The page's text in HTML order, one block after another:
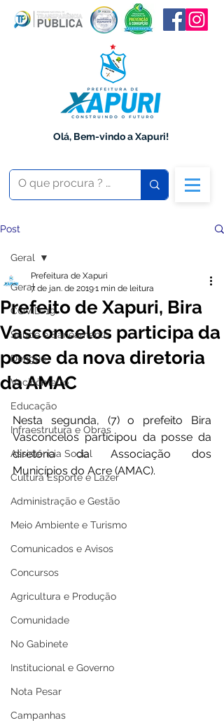
Olá, Bem-vindo a Xapuri!
Post
Geral
COVID-19
Saúde e Saneamento
Dengue
Vacinômetro
Educação
Infraestrutura e Obras
Assistência Social
Cultura Esporte e Lazer
Administração e Gestão
Meio Ambiente e Turismo
Comunicados e Avisos
Concursos
Agricultura e Produção
Comunidade
No Gabinete
Institucional e Governo
Nota Pesar
Campanhas
Geral
Prefeito de Xapuri, Bira
Vasconcelos participa da
posse da nova diretoria
da AMAC
Prefeitura de Xapuri
7 de jan. de 20191 min de leitura
Nesta segunda, (7) o prefeito Bira
Vasconcelos participou da posse da
diretoria da Associação dos
Municípios do Acre (AMAC).